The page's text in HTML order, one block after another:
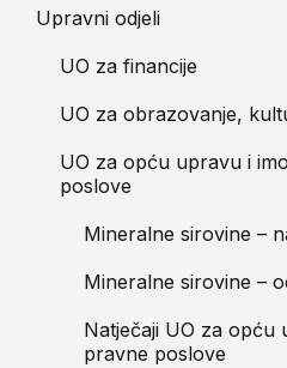
Upravni odjeli
UO za financije
UO za obrazovanje,
UO za opću upravu i
poslove
Mineralne sirovine –
Mineralne sirovine –
Natječaji UO za opću
pravne poslove